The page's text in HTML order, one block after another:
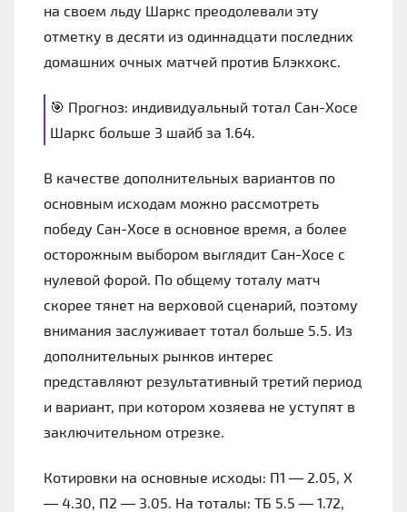
на своем льду Шаркс преодолевали эту
отметку в десяти из одиннадцати последних
домашних очных матчей против Блэкхокс.
🎯 Прогноз: индивидуальный тотал Сан-Хосе
Шаркс больше 3 шайб за 1.64.
В качестве дополнительных вариантов по
основным исходам можно рассмотреть
победу Сан-Хосе в основное время, а более
осторожным выбором выглядит Сан-Хосе с
нулевой форой. По общему тоталу матч
скорее тянет на верховой сценарий, поэтому
внимания заслуживает тотал больше 5.5. Из
дополнительных рынков интерес
представляют результативный третий период
и вариант, при котором хозяева не уступят в
заключительном отрезке.
Котировки на основные исходы: П1 — 2.05, Х
— 4.30, П2 — 3.05. На тоталы: ТБ 5.5 — 1.72,